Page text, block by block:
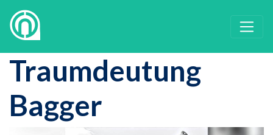
Traumdeutung
Bagger